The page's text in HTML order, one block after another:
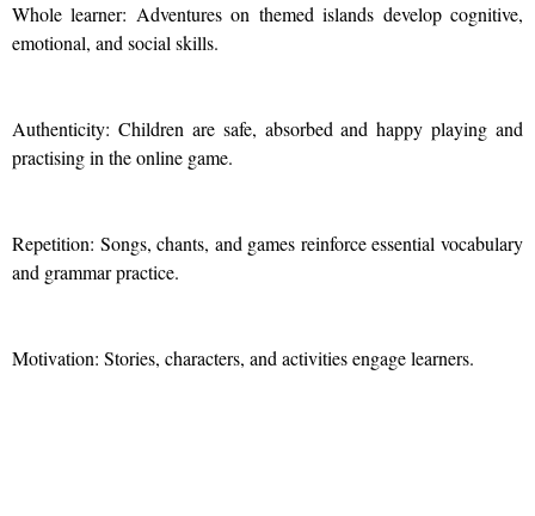
Whole learner: Adventures on themed islands develop cognitive,
emotional, and social skills.
Authenticity: Children are safe, absorbed and happy playing and
practising in the online game.
Repetition: Songs, chants, and games reinforce essential vocabulary
and grammar practice.
Motivation: Stories, characters, and activities engage learners.